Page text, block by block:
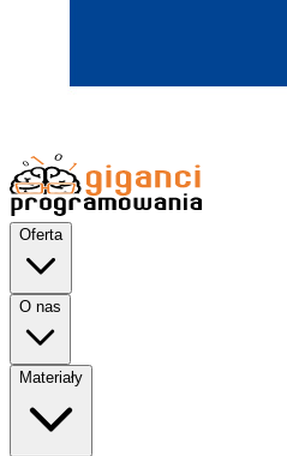
Oferta
O nas
Materiały